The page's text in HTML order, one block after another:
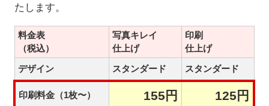
たします。
料金表
（税込）
写真キレイ
仕上げ
印刷
仕上げ
デザイン
スタンダード スタンダード
印刷料金（1枚〜） 155円 125円